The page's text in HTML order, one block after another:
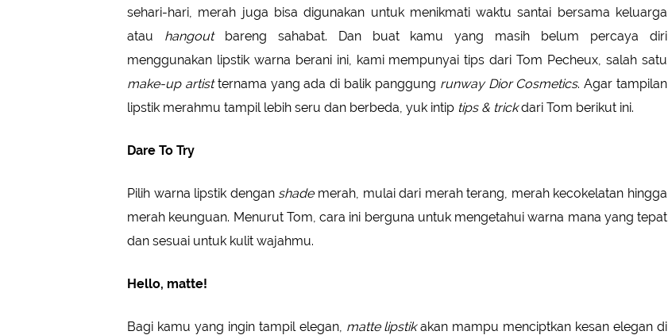
sehari-hari, merah juga bisa digunakan untuk menikmati waktu santai bersama keluarga
atau hangoutbareng sahabat. Dan buat kamu yang masih belum percaya diri
menggunakan lipstik warna berani ini, kami mempunyai tips dari Tom Pecheux, salah satu
make-up artistternama yang ada di balik panggung runway Dior Cosmetics. Agar tampilan
lipstik merahmu tampil lebih seru dan berbeda, yuk intip tips & trickdari Tom berikut ini.
Dare To Try
Pilih warna lipstik denganshademerah, mulai dari merah terang, merah kecokelatan hingga
merah keunguan. Menurut Tom, cara ini berguna untuk mengetahui warna mana yang tepat
dan sesuai untuk kulit wajahmu.
Hello, matte!
Bagi kamu yang ingin tampil elegan, matte lipstikakan mampu menciptkan kesan elegan di